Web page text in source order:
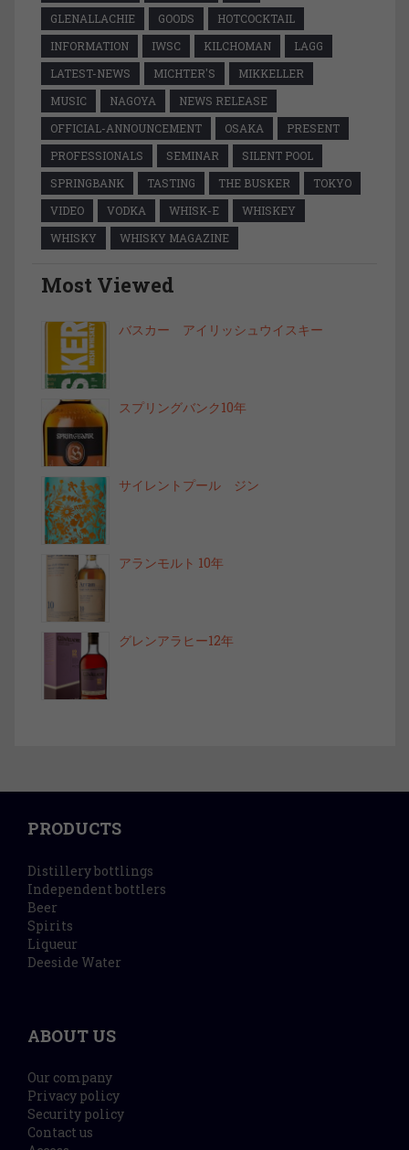
GLENALLACHIE
GOODS
HOTCOCKTAIL
INFORMATION
IWSC KILCHOMAN
LAGG
LATEST-NEWS
MICHTER'S
MIKKELLER
MUSIC
NAGOYA
NEWS RELEASE
OFFICIAL-ANNOUNCEMENT
OSAKA
PRESENT
PROFESSIONALS
SEMINAR
SILENT POOL
SPRINGBANK
TASTING THE BUSKER
TOKYO
VIDEO
VODKA WHISK-E
WHISKEY
WHISKY
WHISKY MAGAZINE
Most Viewed
バスカー アイリッシュウイスキー
スプリングバンク10年
サイレントプール ジン
アランモルト 10年
グレンアラヒー12年
PRODUCTS
Distillery bottlings
Independent bottlers
Beer
Spirits
Liqueur
Deeside Water
ABOUT US
Our company
Privacy policy
Security policy
Contact us